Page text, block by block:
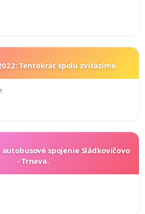
Tentokrát spolu zvíťazíme
spojenie Sládkovičovo
- Trnava.